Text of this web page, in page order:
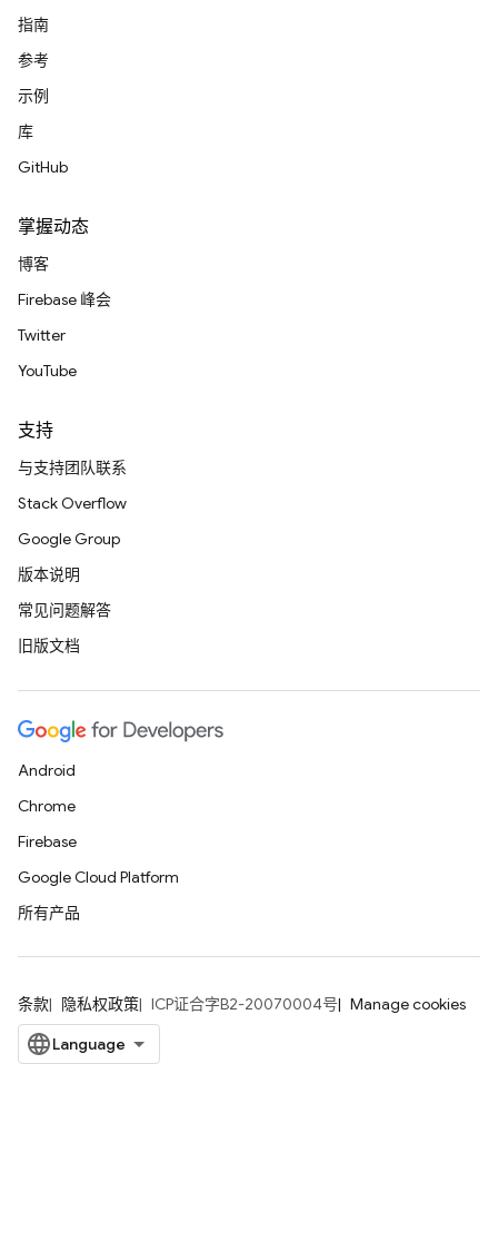
指南
参考
示例
库
GitHub
掌握动态
博客
Firebase 峰会
Twitter
YouTube
支持
与支持团队联系
Stack Overflow
Google Group
版本说明
常见问题解答
旧版文档
Android
Chrome
Firebase
Google Cloud Platform
所有产品
条款 隐私权政策 ICP证合字B2-20070004号 Manage cookies